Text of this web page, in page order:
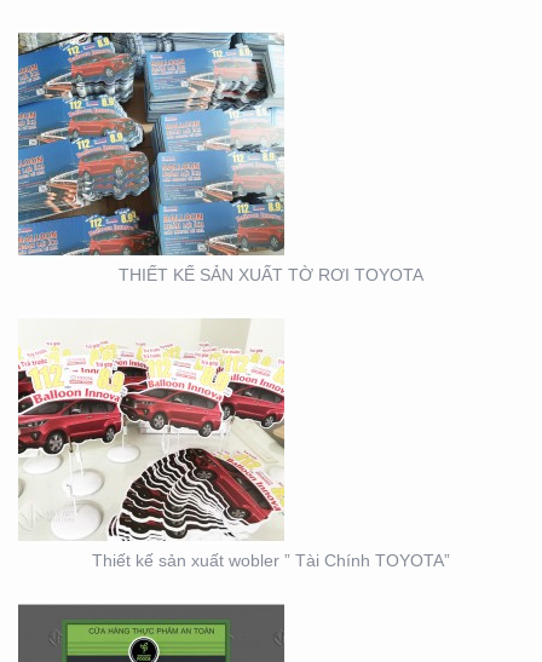
THIẾT KẾ SẢN XUẤT TỜ RƠI TOYOTA
THIẾT KẾ SẢN XUẤT
WOBLER ” TÀI CHÍNH
TOYOTA”
Thiết kế sản xuất wobler ” Tài Chính TOYOTA”
THIẾT KẾ THI CÔNG
CỦA HÀNG THỰC PHẨM
AN TOÀN GOOD EARTH
FOOD